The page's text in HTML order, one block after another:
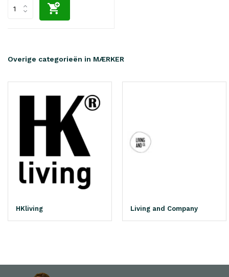
Overige categorieën in MÆRKER
HKliving Living and Company